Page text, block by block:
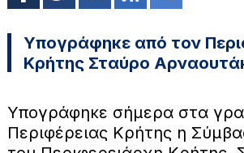
Υπογράφηκε από τον
Κρήτης Σταύρο
Υπογράφηκε σήμερα στα
Περιφέρειας Κρήτης η